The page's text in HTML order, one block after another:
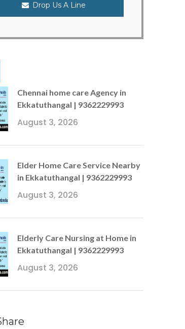
Drop Us A Line
Chennai home care Agency in
Ekkatuthangal | 9362229993
August 3, 2026
Elder Home Care Service Nearby
in Ekkatuthangal | 9362229993
August 3, 2026
Elderly Care Nursing at Home in
Ekkatuthangal | 9362229993
August 3, 2026